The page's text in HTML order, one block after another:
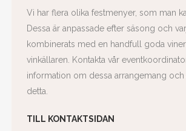
Vi har flera olika festmenyer, som man
Dessa är anpassade efter säsong och
kombinerats med en handfull goda
vinkällaren. Kontakta vår
information om dessa arrangemang och
detta.
TILL KONTAKTSIDAN